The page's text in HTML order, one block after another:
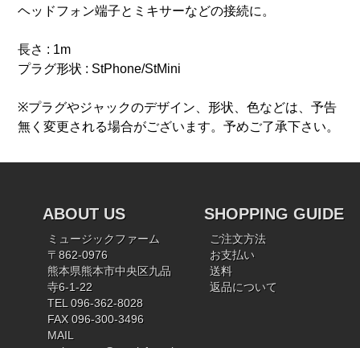
ヘッドフォン端子とミキサーなどの接続に。
長さ : 1m
プラグ形状 : StPhone/StMini
※プラグやジャックのデザイン、形状、色などは、予告
無く変更される場合がございます。予めご了承下さい。
ABOUT US
ミュージックファーム
〒862-0976
熊本県熊本市中央区九品
寺6-1-22
TEL 096-362-8028
FAX 096-300-3496
MAIL
SHOPPING GUIDE
ご注文方法
お支払い
送料
返品について